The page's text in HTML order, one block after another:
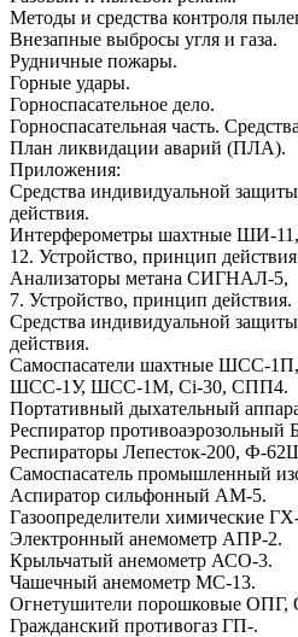
Методы и средства контроля
Внезапные выбросы угля и газа.
Рудничные пожары.
Горные удары.
Горноспасательное дело.
Горноспасательная часть.
План ликвидации аварий (ПЛА).
Приложения:
Средства индивидуальной
действия.
Интерферометры шахтные ШИ-
12. Устройство, принцип
Анализаторы метана СИГНАЛ-5,
7. Устройство, принцип действия.
Средства индивидуальной
действия.
Самоспасатели шахтные ШСС-
ШСС-1У, ШСС-1М, Ci-30, СПП4.
Портативный дыхательный
Респиратор противоаэрозольный
Респираторы Лепесток-200, Ф-
Самоспасатель промышленный
Аспиратор сильфонный АМ-5.
Газоопределители химические
Электронный анемометр АПР-2.
Крыльчатый анемометр АСО-3.
Чашечный анемометр МС-13.
Огнетушители порошковые
Гражданский противогаз ГП-.